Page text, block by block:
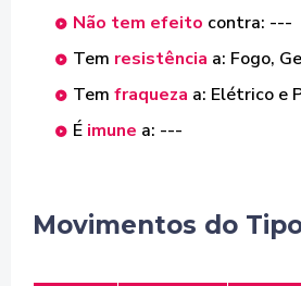
Não tem efeito contra: ---
Tem resistência a: Fogo,
Tem fraqueza a: Elétrico e
É imune a: ---
Movimentos do